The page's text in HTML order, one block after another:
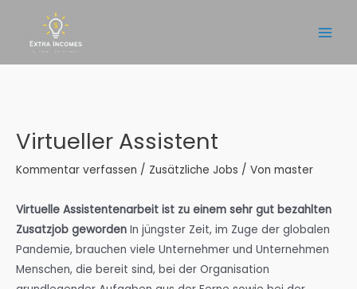
springen
Virtueller Assistent
Kommentar verfassen / Zusätzliche Jobs / Von master
Virtuelle Assistentenarbeit ist zu einem sehr gut bezahlten
Zusatzjob geworden In jüngster Zeit, im Zuge der globalen
Pandemie, brauchen viele Unternehmer und Unternehmen
Menschen, die bereit sind, bei der Organisation